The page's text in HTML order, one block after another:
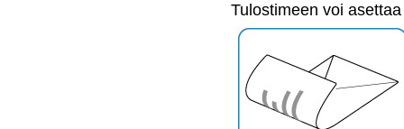
Tulostimeen voi